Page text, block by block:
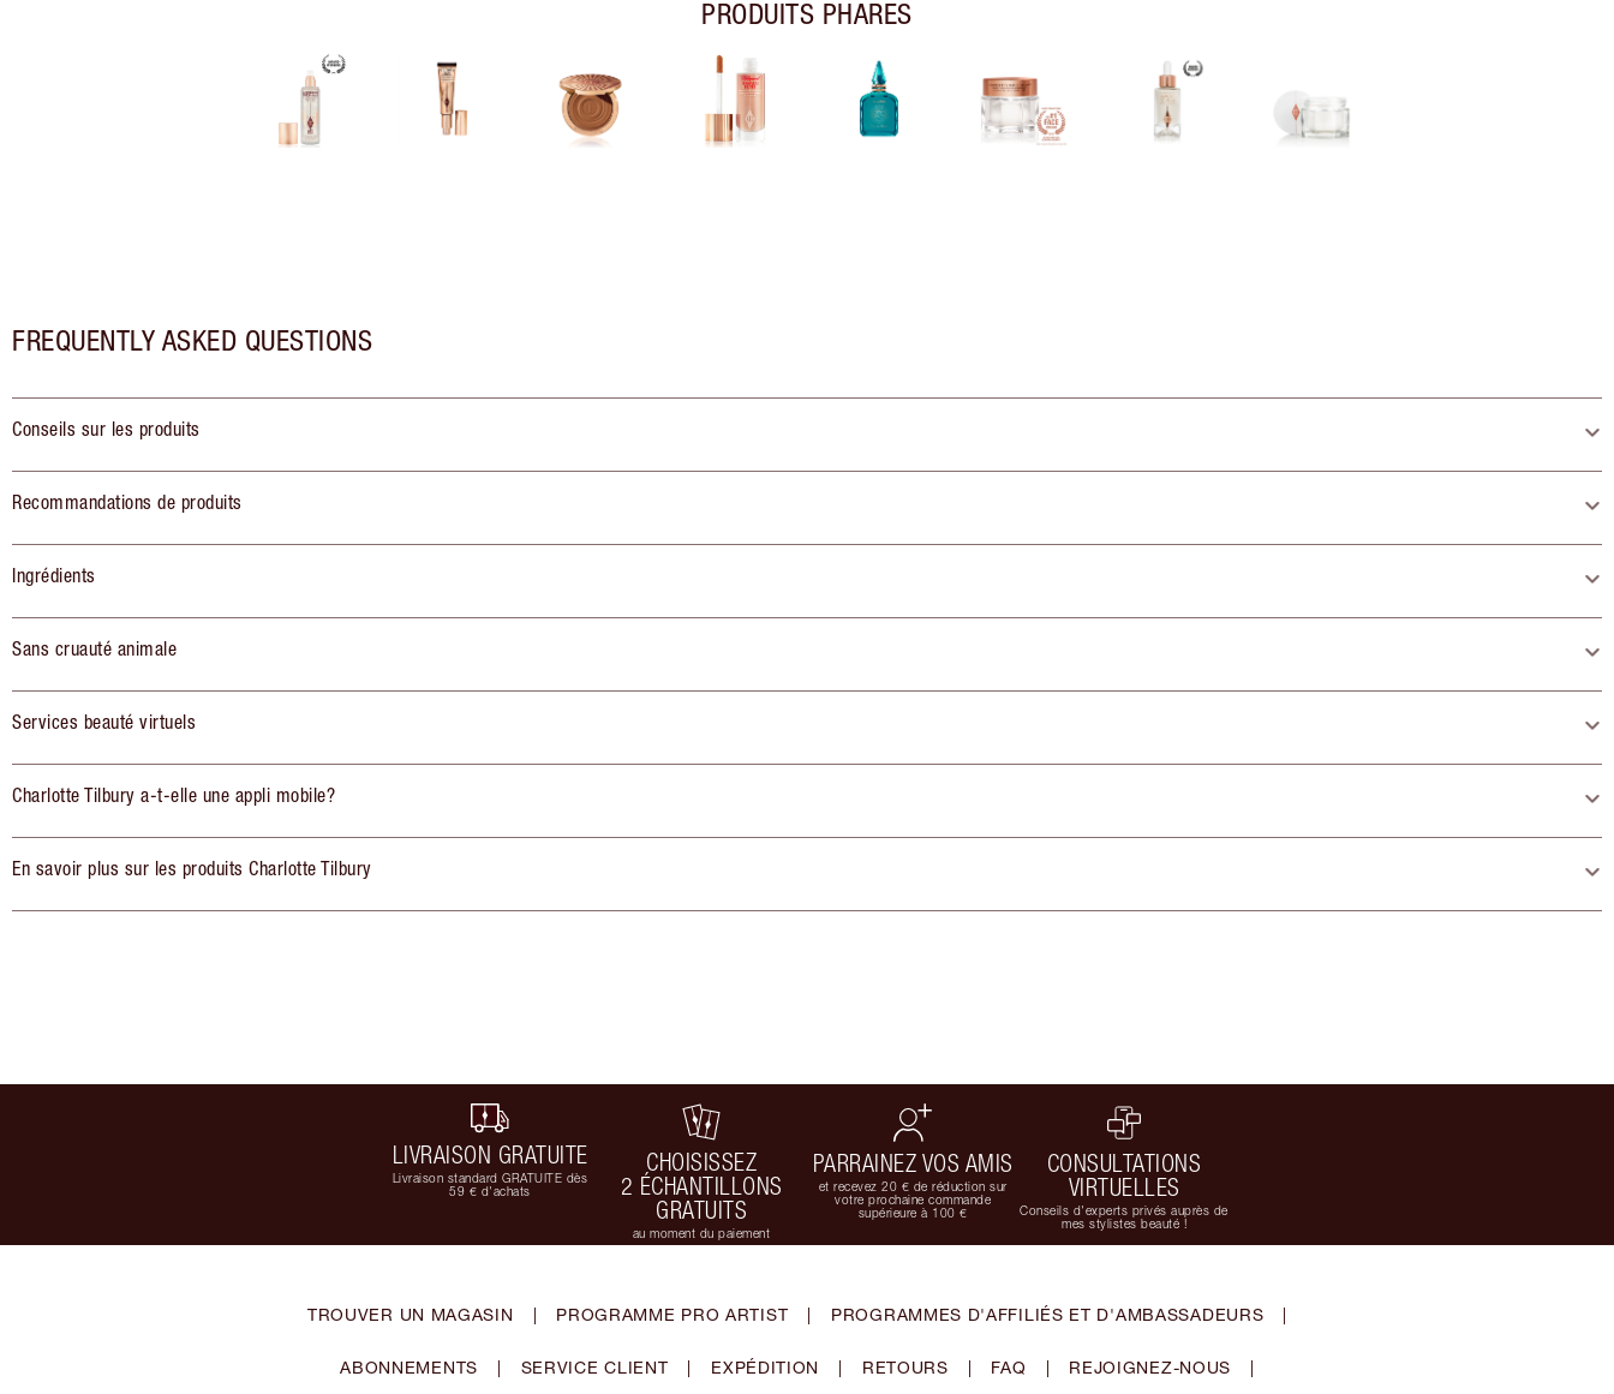
PRODUITS PHARES
FREQUENTLY ASKED QUESTIONS
Conseils sur les produits
Recommandations de produits
Ingrédients
Sans cruauté animale
Services beauté virtuels
Charlotte Tilbury a-t-elle une appli mobile?
En savoir plus sur les produits Charlotte Tilbury
LIVRAISON GRATUITE
Livraison standard GRATUITE dès
59 € d'achats
CHOISISSEZ
2 ÉCHANTILLONS
GRATUITS
au moment du paiement
PARRAINEZ VOS AMIS
et recevez 20 € de réduction sur
votre prochaine commande
supérieure à 100 €
CONSULTATIONS
VIRTUELLES
Conseils d'experts privés auprès de
mes stylistes beauté !
TROUVER UN MAGASIN | PROGRAMME PRO ARTIST | PROGRAMMES D'AFFILIÉS ET D'AMBASSADEURS |
ABONNEMENTS | SERVICE CLIENT | EXPÉDITION | RETOURS | FAQ | REJOIGNEZ-NOUS |